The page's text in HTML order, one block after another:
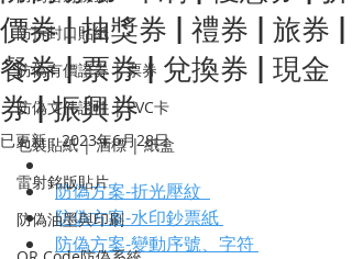
​防拆封口貼紙
防偽有價證券 | 票券
防偽文件證件 | PVC卡
包裝貼紙 | 酒標 | 紙盒
雷射銘版貼片
防偽油墨與印刷
價券 | 抽獎券 | 禮券 | 旅券 |
餐券 | 票券 | 兌換券 | 現金
券 | 振興券
已更新：2023年6月28日
防偽方案-折光壓紋
防偽方案-水印鈔票紙
防偽方案-變動序號、字符